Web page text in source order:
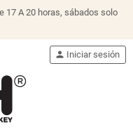
17 A 20 horas, sábados solo
person Iniciar sesión